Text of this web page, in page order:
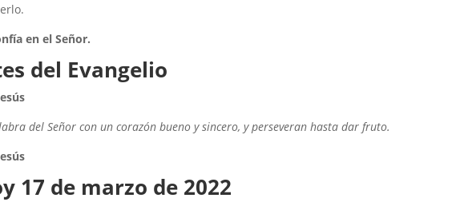
en el Señor.
del Evangelio
del Señor con un corazón bueno y sincero, y perseveran hasta dar fruto.
17 de marzo de 2022